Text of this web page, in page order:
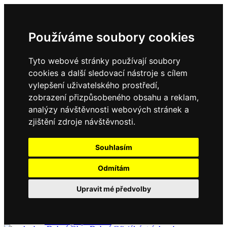
Používáme soubory cookies
Tyto webové stránky používají soubory
cookies a další sledovací nástroje s cílem
vylepšení uživatelského prostředí,
zobrazení přizpůsobeného obsahu a reklam,
analýzy návštěvnosti webových stránek a
zjištění zdroje návštěvnosti.
Souhlasím
Odmítám
Upravit mé předvolby
Domů
Kontakty
Úřední deska
Vyhlášky
Složení zastupitelstva